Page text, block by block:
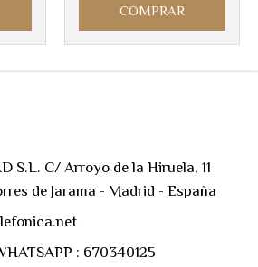
COMPRAR
S.L. C/ Arroyo de la Hiruela, 11
de Jarama - Madrid - España
: 670340125